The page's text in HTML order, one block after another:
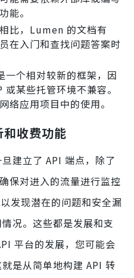
能。
比，Lumen 的文档有
在入门和查找问题答案时
个相对较新的框架，因
某些托管环境不兼容。
络应用项目中的使用。
收费功能
建立了 API 端点，除了
保对进入的流量进行监控
发现潜在的问题和安全漏
况。这些都是发展和支
平台的发展，您可能会
是从简单地构建 API 转